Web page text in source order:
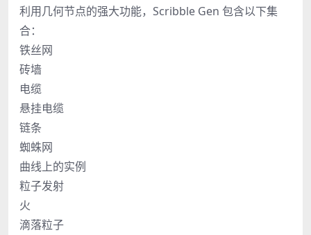
利用几何节点的强大功能，Scribble Gen 包含以下集
合：
铁丝网
砖墙
电缆
悬挂电缆
链条
蜘蛛网
曲线上的实例
粒子发射
火
滴落粒子